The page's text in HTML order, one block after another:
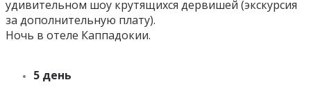
удивительном шоу крутящихся дервишей (экскурсия
за дополнительную плату).
Ночь в отеле Каппадокии.
5 день